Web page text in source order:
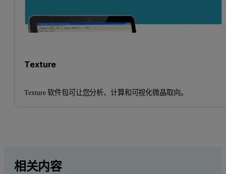
Texture
Texture 软件包可让您分析、计算和可视化微晶取向。
相关内容